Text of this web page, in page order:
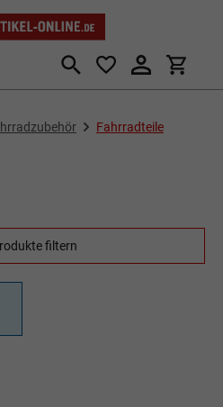
Fahrradteile
filtern